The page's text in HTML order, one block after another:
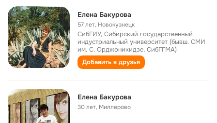
Елена Бакурова
57 лет, Новокузнецк
СибГИУ, Сибирский государственный
индустриальный университет (бывш. СМИ
им. С. Орджоникидзе, СибГГМА)
Добавить в друзья
Елена Бакурова
30 лет, Миллерово